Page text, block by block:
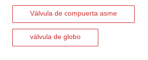
Válvula de compuerta asme
válvula de globo